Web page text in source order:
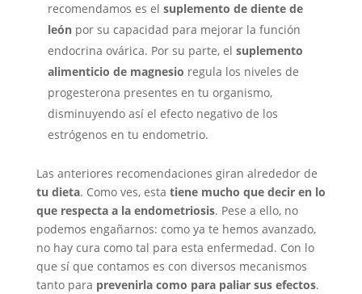
recomendamos es el suplemento de diente de
leónpor su capacidad para mejorar la función
endocrina ovárica. Por su parte, el suplemento
alimenticio de magnesio regula los niveles de
progesterona presentes en tu organismo,
disminuyendo así el efecto negativo de los
estrógenos en tu endometrio.
Las anteriores recomendaciones giran alrededor de
tu dieta. Como ves, esta tiene mucho que decir en lo
que respecta a la endometriosis. Pese a ello, no
podemos engañarnos: como ya te hemos avanzado,
no hay cura como tal para esta enfermedad. Con lo
que sí que contamos es con diversos mecanismos
tanto para prevenirla como para paliar sus efectos.